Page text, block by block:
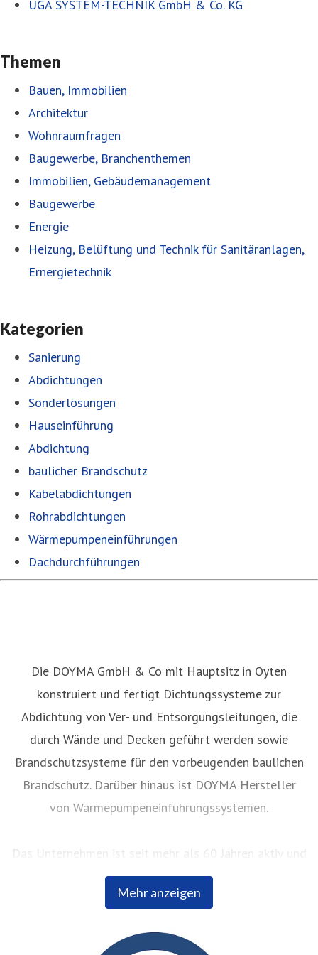
UGA SYSTEM-TECHNIK GmbH & Co. KG
Themen
Bauen, Immobilien
Architektur
Wohnraumfragen
Baugewerbe, Branchenthemen
Immobilien, Gebäudemanagement
Baugewerbe
Energie
Heizung, Belüftung und Technik für Sanitäranlagen,
Ernergietechnik
Kategorien
Sanierung
Abdichtungen
Sonderlösungen
Hauseinführung
Abdichtung
baulicher Brandschutz
Kabelabdichtungen
Rohrabdichtungen
Wärmepumpeneinführungen
Dachdurchführungen
Die DOYMA GmbH & Co mit Hauptsitz in Oyten
konstruiert und fertigt Dichtungssysteme zur
Abdichtung von Ver- und Entsorgungsleitungen, die
durch Wände und Decken geführt werden sowie
Brandschutzsysteme für den vorbeugenden baulichen
Brandschutz. Darüber hinaus ist DOYMA Hersteller
von Wärmepumpeneinführungssystemen.
Das Unternehmen ist seit mehr als 60 Jahren aktiv und
hat sich seither kontinuierlich bei Planern,
Fachhändlern und Bauherren einen hervorragenden
ein ausgeprägtes kundenorientiertes Servicedenken
Mehr anzeigen